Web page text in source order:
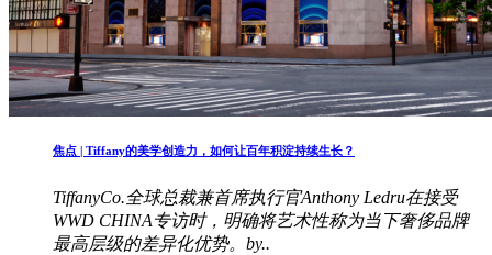
焦点 | Tiffany的美学创造力，如何让百年积淀持续生长？
TiffanyCo.全球总裁兼首席执行官Anthony Ledru在接受
WWD CHINA专访时，明确将艺术性称为当下奢侈品牌
最高层级的差异化优势。by..